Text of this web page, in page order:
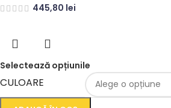
445,80 lei
Selectează opțiunile
CULOARE